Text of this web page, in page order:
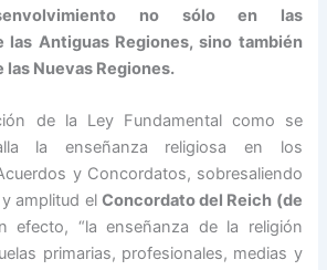
no sólo en las
las Antiguas Regiones, sino también
Nuevas Regiones.
de la Ley Fundamental como se
la enseñanza religiosa en los
y Concordatos, sobresaliendo
amplitud el Concordato del Reich (de
efecto, “la enseñanza de la religión
primarias, profesionales, medias y